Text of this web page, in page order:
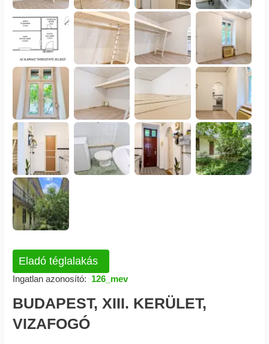
Eladó téglalakás
Ingatlan azonosító: 126_mev
BUDAPEST, XIII. KERÜLET,
VIZAFOGÓ